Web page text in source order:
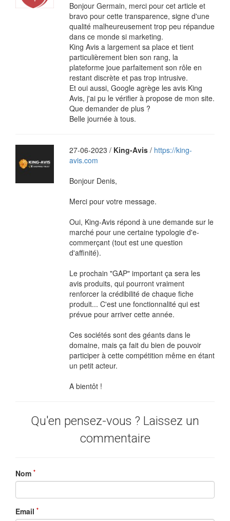
Bonjour Germain, merci pour cet article et
bravo pour cette transparence, signe d'une
qualité malheureusement trop peu répandue
dans ce monde si marketing.
King Avis a largement sa place et tient
particulièrement bien son rang, la
plateforme joue parfaitement son rôle en
restant discrète et pas trop intrusive.
Et oui aussi, Google agrège les avis King
Avis, j'ai pu le vérifier à propose de mon site.
Que demander de plus ?
Belle journée à tous.
27-06-2023 / King-Avis/ https://king-
avis.com
Bonjour Denis,
Merci pour votre message.
Oui, King-Avis répond à une demande sur le
marché pour une certaine typologie d'e-
commerçant (tout est une question
d'affinité).
Le prochain "GAP" important ça sera les
avis produits, qui pourront vraiment
renforcer la crédibilité de chaque fiche
produit... C'est une fonctionnalité qui est
prévue pour arriver cette année.
Ces sociétés sont des géants dans le
domaine, mais ça fait du bien de pouvoir
participer à cette compétition même en étant
un petit acteur.
A bientôt !
Qu'en pensez-vous ? Laissez un
commentaire
Nom *
Email *